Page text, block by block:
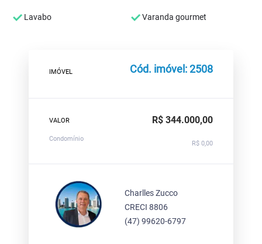
Lavabo Varanda gourmet
IMÓVEL Cód. imóvel: 2508
VALOR R$ 344.000,00
Condomínio
R$ 0,00
Charlles Zucco
CRECI 8806
(47) 99620-6797